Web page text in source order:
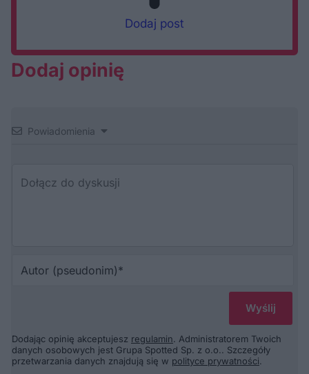
Dodaj post
Dodaj opinię
Powiadomienia
Dodając opinię akceptujesz regulamin. Administratorem Twoich
danych osobowych jest Grupa Spotted Sp. z o.o.. Szczegóły
przetwarzania danych znajdują się w polityce prywatności.